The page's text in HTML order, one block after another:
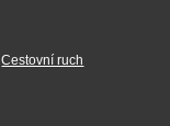
Cestovní ruch